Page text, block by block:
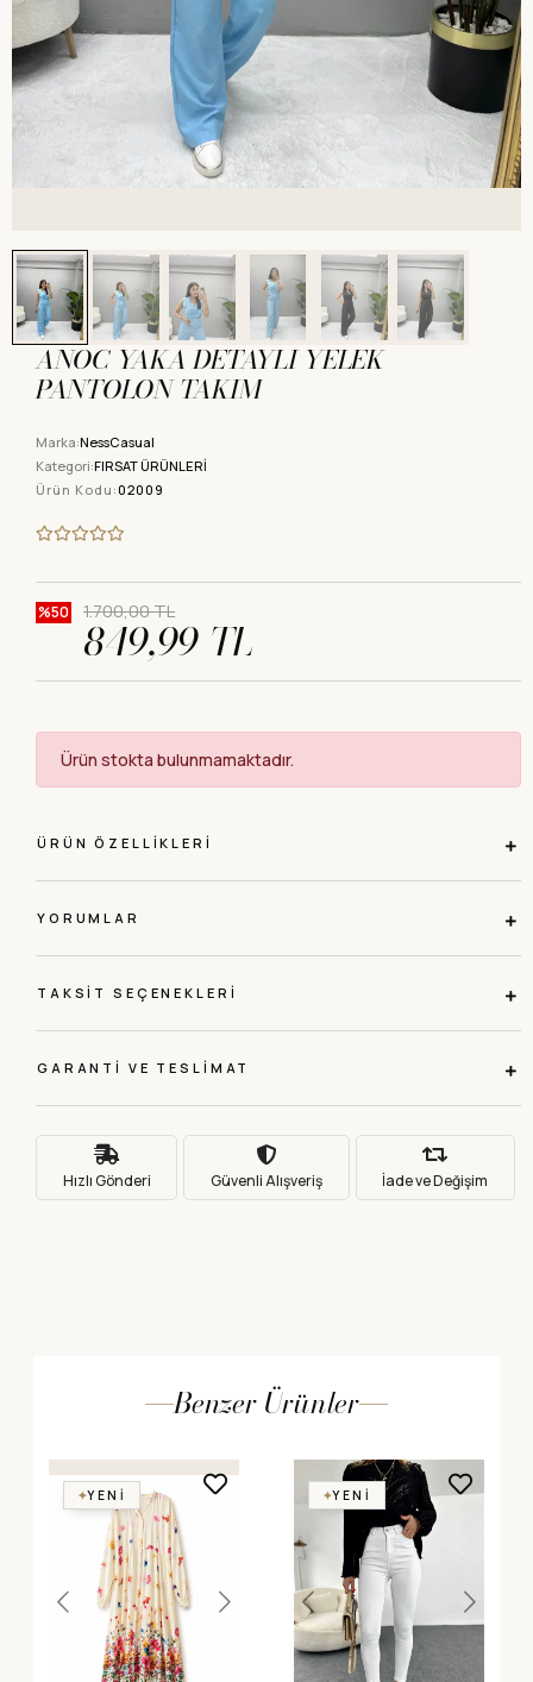
ANOC YAKA DETAYLI YELEK
PANTOLON TAKIM
Marka:NessCasual
Kategori:FIRSAT ÜRÜNLERİ
Ürün Kodu:02009
%50 1.700,00 TL
849,99 TL
Ürün stokta bulunmamaktadır.
ÜRÜN ÖZELLIKLERI
YORUMLAR
TAKSIT SEÇENEKLERI
GARANTI VE TESLIMAT
Hızlı Gönderi Güvenli Alışveriş İade ve Değişim
Benzer Ürünler
YENI YENI